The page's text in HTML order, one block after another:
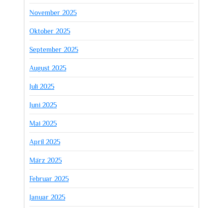
November 2025
Oktober 2025
September 2025
August 2025
Juli 2025
Juni 2025
Mai 2025
April 2025
März 2025
Februar 2025
Januar 2025